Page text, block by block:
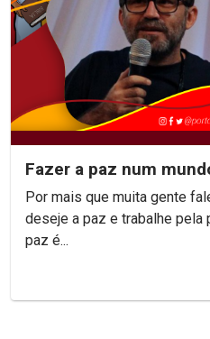
Fazer a paz num
Por mais que muita gente
deseje a paz e trabalhe
paz é...